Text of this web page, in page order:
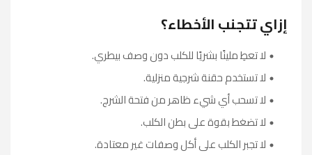
إزاي تتجنب الأخطاء؟
لا تعطِ ملينًا بشريًا للكلب دون وصف بيطري.
لا تستخدم حقنة شرجية منزلية.
لا تسحب أي شيء ظاهر من فتحة الشرج.
لا تضغط بقوة على بطن الكلب.
لا تجبر الكلب على أكل وصفات غير معتادة.